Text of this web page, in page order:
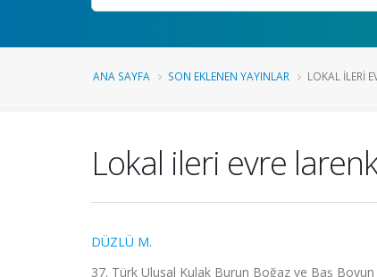
ANA SAYFA SON EKLENEN YAYINLAR LOKAL ILERI
Lokal ileri evre
DÜZLÜ M.
37. Türk Ulusal Kulak Burun Boğaz ve Baş